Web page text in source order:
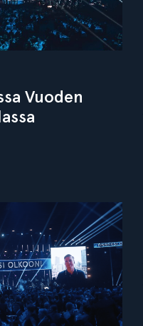
Vuoden